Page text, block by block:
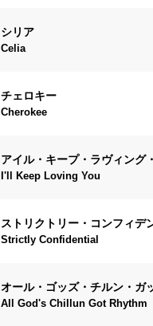
シリア
Celia
チェロキー
Cherokee
アイル・キープ・ラヴィング
I'll Keep Loving You
ストリクトリー・コンフィデ
Strictly Confidential
オール・ゴッズ・チルン・ガ
All God's Chillun Got Rhythm